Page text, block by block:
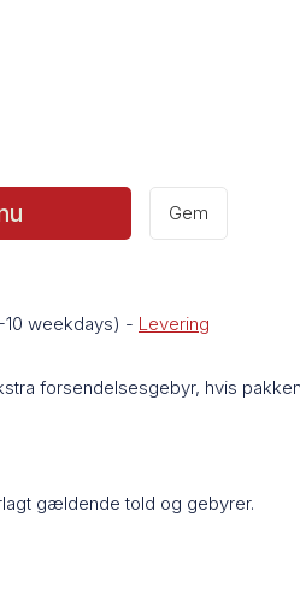
Gem
weekdays) - Levering
forsendelsesgebyr, hvis
gældende told og gebyrer.